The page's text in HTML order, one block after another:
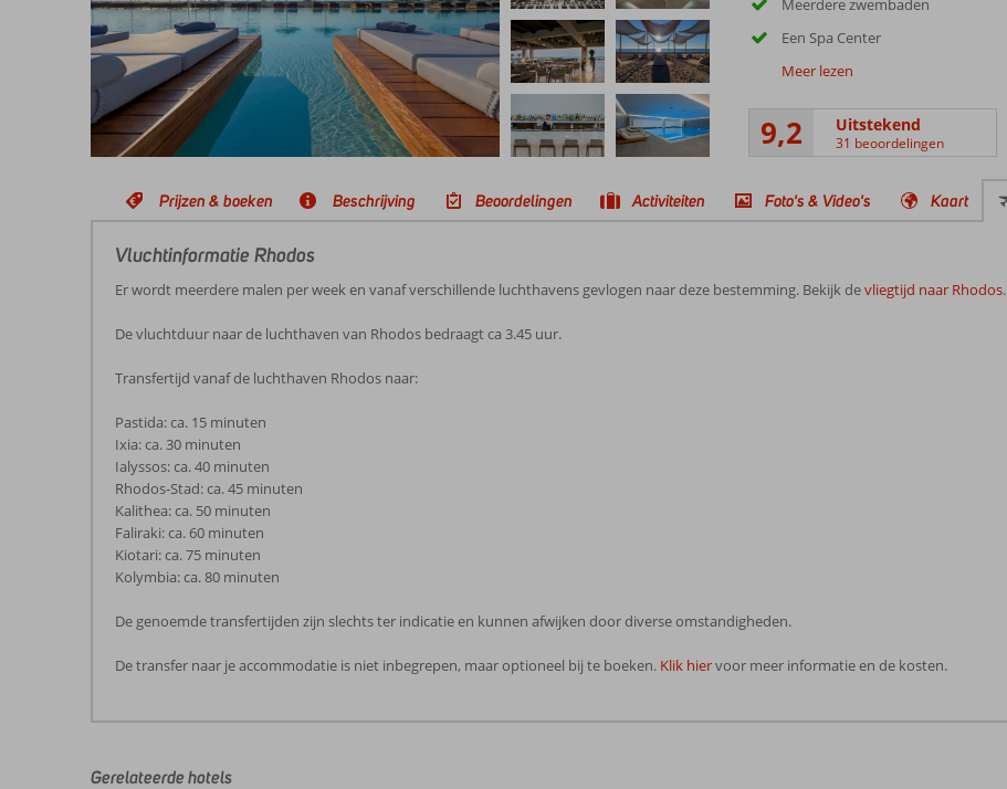
Meerdere zwembaden
Een Spa Center
Meer lezen
9,2 Uitstekend
31 beoordelingen
Prijzen & boeken Beschrijving Beoordelingen Activiteiten Foto's & Video's Kaart
Vluchtinformatie Rhodos
Er wordt meerdere malen per week en vanaf verschillende luchthavens gevlogen naar deze bestemming. Bekijk devliegtijd naar Rhodos.
De vluchtduur naar de luchthaven van Rhodos bedraagt ca 3.45 uur.
Transfertijd vanaf de luchthaven Rhodos naar:
Pastida: ca. 15 minuten
Ixia: ca. 30 minuten
Ialyssos: ca. 40 minuten
Rhodos-Stad: ca. 45 minuten
Kalithea: ca. 50 minuten
Faliraki: ca. 60 minuten
Kiotari: ca. 75 minuten
Kolymbia: ca. 80 minuten
De genoemde transfertijden zijn slechts ter indicatie en kunnen afwijken door diverse omstandigheden.
De transfer naar je accommodatie is niet inbegrepen, maar optioneel bij te boeken. Klik hiervoor meer informatie en de kosten.
door
Gerelateerde hotels